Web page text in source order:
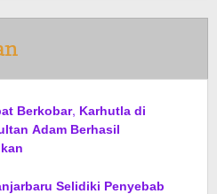
Berkobar, Karhutla di
Adam Berhasil
Selidiki Penyebab